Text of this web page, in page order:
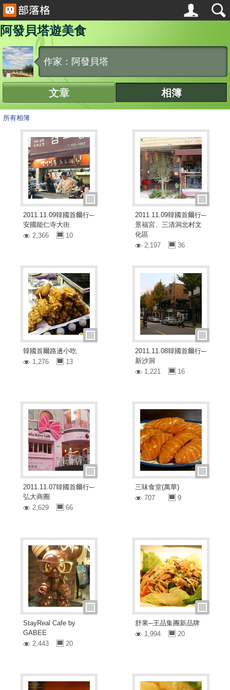
阿發貝塔遊美食
作家：阿發貝塔
文章 相簿
所有相簿
2011.11.09韓國首爾行─
安國能仁寺大街
2,366
10
2011.11.09韓國首爾行─
景福宮、三清洞北村文
化區
2,197
36
韓國首爾路邊小吃
1,276
13
2011.11.08韓國首爾行─
新沙洞
1,221
16
2011.11.07韓國首爾行─
弘大商圈
2,629
66
三味食堂(萬華)
707
9
StayReal Cafe by
GABEE
2,443
20
舒果─王品集團新品牌
1,994
20